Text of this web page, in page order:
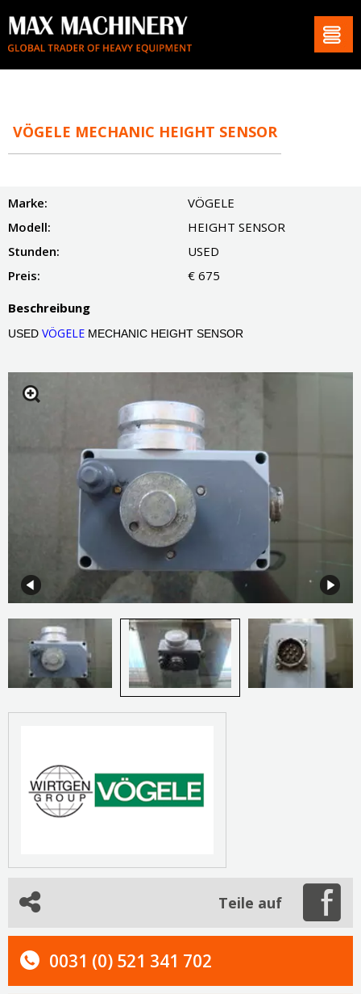
VÖGELE MECHANIC HEIGHT SENSOR
Marke:
VÖGELE
Modell:
HEIGHT SENSOR
Stunden:
USED
Preis:
€ 675
Beschreibung
USED VÖGELE MECHANIC HEIGHT SENSOR
Teile auf
0031 (0) 521 341 702